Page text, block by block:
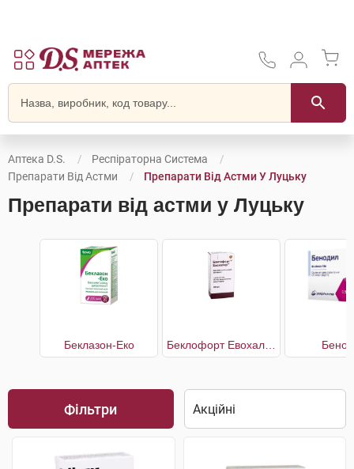
Аптека D.S.
Респіраторна Система
Препарати Від Астми
Препарати Від Астми У Луцьку
Препарати від астми у Луцьку
Беклазон-Еко
Фільтри